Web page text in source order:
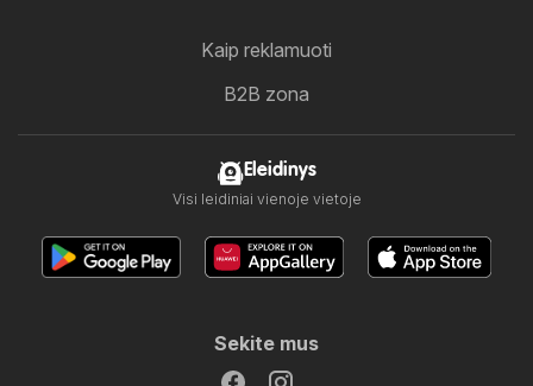
Kaip reklamuoti
B2B zona
Eleidinys
Visi leidiniai vienoje vietoje
Sekite mus